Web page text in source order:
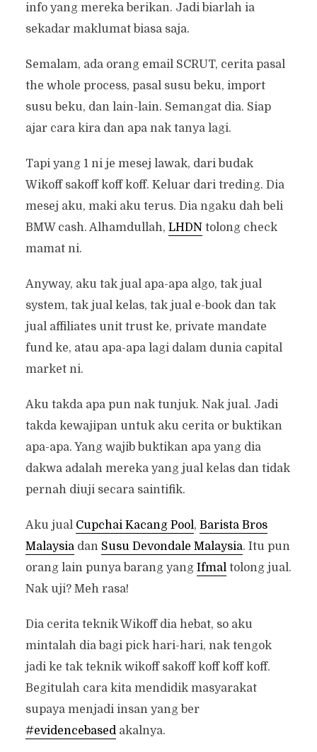
info yang mereka berikan. Jadi biarlah ia
sekadar maklumat biasa saja.
Semalam, ada orang email SCRUT, cerita pasal
the whole process, pasal susu beku, import
susu beku, dan lain-lain. Semangat dia. Siap
ajar cara kira dan apa nak tanya lagi.
Tapi yang 1 ni je mesej lawak, dari budak
Wikoff sakoff koff koff. Keluar dari treding. Dia
mesej aku, maki aku terus. Dia ngaku dah beli
BMW cash. Alhamdullah, LHDNtolong check
mamat ni.
Anyway, aku tak jual apa-apa algo, tak jual
system, tak jual kelas, tak jual e-book dan tak
jual affiliates unit trust ke, private mandate
fund ke, atau apa-apa lagi dalam dunia capital
market ni.
Aku takda apa pun nak tunjuk. Nak jual. Jadi
takda kewajipan untuk aku cerita or buktikan
apa-apa. Yang wajib buktikan apa yang dia
dakwa adalah mereka yang jual kelas dan tidak
pernah diuji secara saintifik.
Aku jual Cupchai Kacang Pool, Barista Bros
Malaysiadan Susu Devondale Malaysia. Itu pun
orang lain punya barang yang Ifmaltolong jual.
Nak uji? Meh rasa!
Dia cerita teknik Wikoff dia hebat, so aku
mintalah dia bagi pick hari-hari, nak tengok
jadi ke tak teknik wikoff sakoff koff koff koff.
Begitulah cara kita mendidik masyarakat
supaya menjadi insan yang ber
#evidencebasedakalnya.